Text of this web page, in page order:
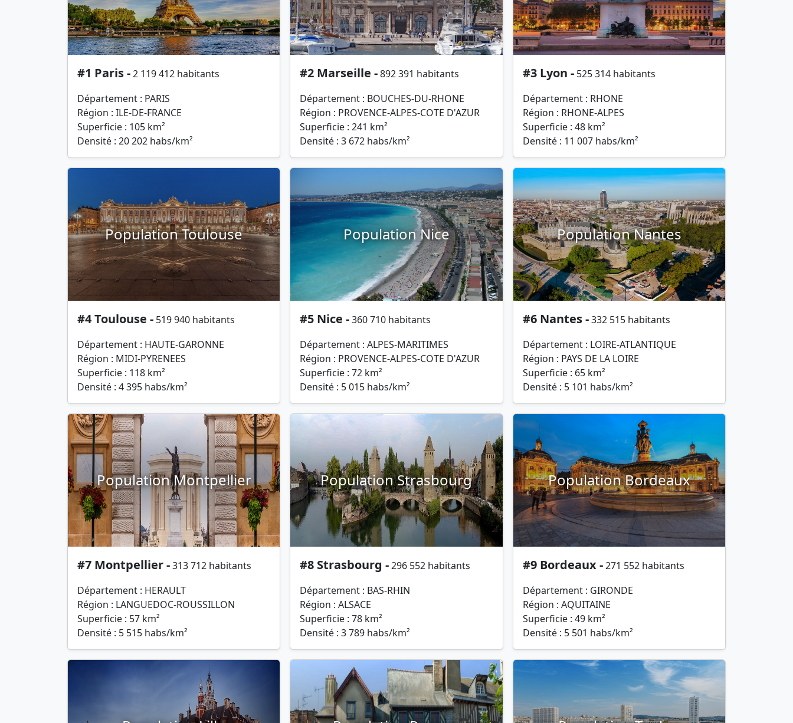
#1 Paris -2 119 412 habitants
Département : PARIS
Région : ILE-DE-FRANCE
Superficie : 105 km²
Densité : 20 202 habs/km²
#2 Marseille -892 391 habitants
Département : BOUCHES-DU-RHONE
Région : PROVENCE-ALPES-COTE D'AZUR
Superficie : 241 km²
Densité : 3 672 habs/km²
#3 Lyon - 525 314 habitants
Département : RHONE
Région : RHONE-ALPES
Superficie : 48 km²
Densité : 11 007 habs/km²
Population Toulouse
#4 Toulouse - 519 940 habitants
Département : HAUTE-GARONNE
Région : MIDI-PYRENEES
Superficie : 118 km²
Densité : 4 395 habs/km²
Population Nice
#5 Nice -360 710 habitants
Département : ALPES-MARITIMES
Région : PROVENCE-ALPES-COTE D'AZUR
Superficie : 72 km²
Densité : 5 015 habs/km²
Population Nantes
#6 Nantes -332 515 habitants
Département : LOIRE-ATLANTIQUE
Région : PAYS DE LA LOIRE
Superficie : 65 km²
Densité : 5 101 habs/km²
Population Montpellier
#7 Montpellier -313 712 habitants
Département : HERAULT
Région : LANGUEDOC-ROUSSILLON
Superficie : 57 km²
Densité : 5 515 habs/km²
Population Strasbourg
#8 Strasbourg -296 552 habitants
Département : BAS-RHIN
Région : ALSACE
Superficie : 78 km²
Densité : 3 789 habs/km²
Population Bordeaux
#9 Bordeaux -271 552 habitants
Département : GIRONDE
Région : AQUITAINE
Superficie : 49 km²
Densité : 5 501 habs/km²